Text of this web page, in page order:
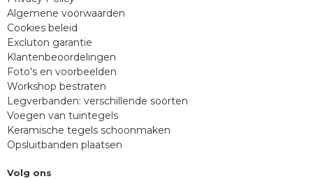
Algemene voorwaarden
Cookies beleid
Excluton garantie
Klantenbeoordelingen
Foto's en voorbeelden
Workshop bestraten
Legverbanden: verschillende soorten
Voegen van tuintegels
Keramische tegels schoonmaken
Opsluitbanden plaatsen
Volg ons